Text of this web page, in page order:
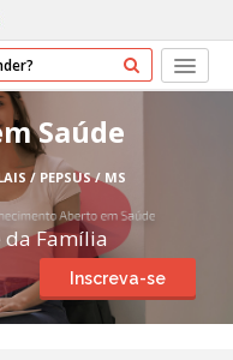
Saúde
/ PEPSUS / MS
da Família
Inscreva-se